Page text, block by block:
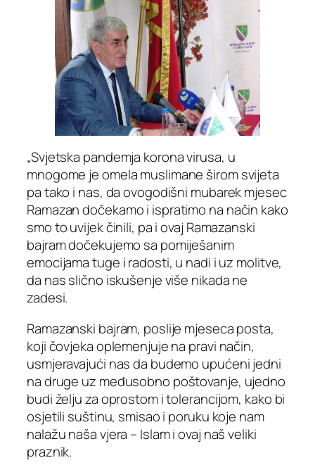
„Svjetska pandemja korona virusa, u
mnogome je omela muslimane širom svijeta
pa tako i nas, da ovogodišni mubarek mjesec
Ramazan dočekamo i ispratimo na način kako
smo to uvijek činili, pa i ovaj Ramazanski
bajram dočekujemo sa pomiješanim
emocijama tuge i radosti, u nadi i uz molitve,
da nas slično iskušenje više nikada ne
zadesi.
Ramazanski bajram, poslije mjeseca posta,
koji čovjeka oplemenjuje na pravi način,
usmjeravajući nas da budemo upućeni jedni
na druge uz međusobno poštovanje, ujedno
budi želju za oprostom i tolerancijom, kako bi
osjetili suštinu, smisao i poruku koje nam
nalažu naša vjera – Islam i ovaj naš veliki
praznik.